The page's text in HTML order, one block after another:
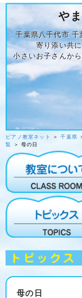
や
千葉県八千代市 千
寄り添い共
小さいお子さんか
ピアノ教室ネット ＞千葉県
覧
＞ 母の日
母の日